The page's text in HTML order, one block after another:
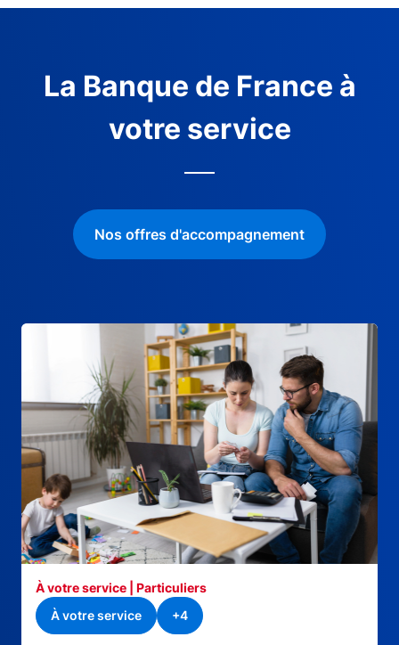
La Banque de France à
votre service
Nos offres d'accompagnement
À votre service | Particuliers
À votre service
+4